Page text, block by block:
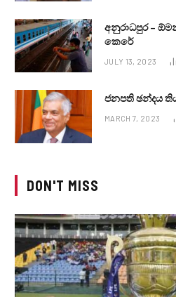
අනුරාධපුර –
කෙරේ
JULY 13, 2023
ජනපති ඡන්දය
MARCH 7, 2023
DON'T MISS